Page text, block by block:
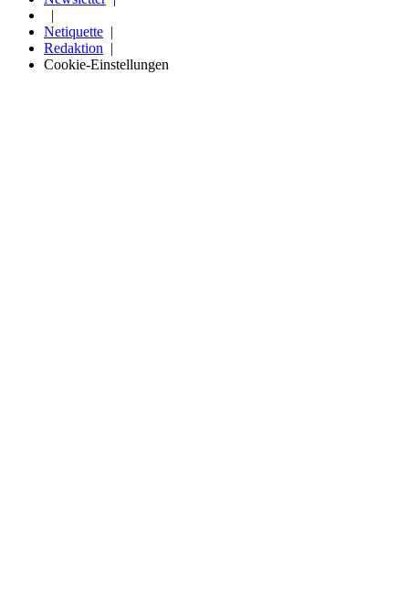
Netiquette
Redaktion
Cookie-Einstellungen